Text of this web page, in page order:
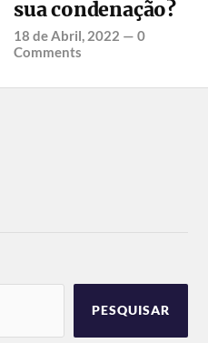
sua condenação?
18 de Abril, 2022 —0
Comments
PESQUISAR